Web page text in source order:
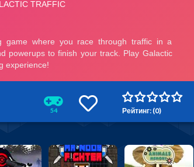
54 Рейтинг: (0)